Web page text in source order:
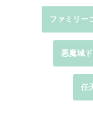
ファミリー
悪魔城
任